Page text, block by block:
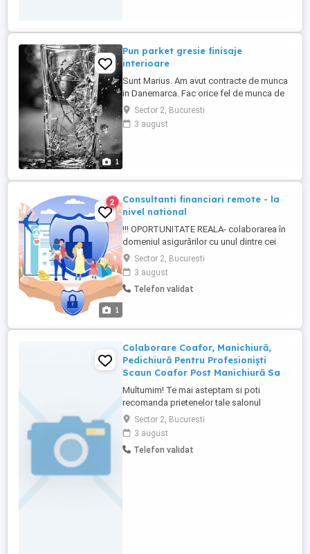
1
Pun parket gresie finisaje
interioare
Sunt Marius. Am avut contracte de munca
in Danemarca. Fac orice fel de munca de
la gresie, faianță și finisaje interioare și
exterioare. Vă aștept să mă sunați!
Sector 2, Bucuresti
3 august
1
2
Consultanti financiari remote - la
nivel national
!!! OPORTUNITATE REALA- colaborarea în
domeniul asigurărilor cu unul dintre cei
mai mari brokeri de asigurari ( actionar
fiind cel de al treilea mare broker de
asigurari din lume), o activitate
independenta. Ne extindem echipa cu
Sector 2, Bucuresti
3 august
Telefon validat
Colaborare Coafor, Manichiură,
Pedichiură Pentru Profesioniști
Scaun Coafor Post Manichiură Sa
Multumim! Te mai asteptam si poti
recomanda prietenelor tale salonul
SplenDiva. COLABORARE PENTRU
PROFESIONIȘTI SCAUN COAFOR POST
MANICHIURĂ SALON PREMIUM, CALEA
MOȘILOR, BUCUREȘTI Dacă ești un
Sector 2, Bucuresti
3 august
Telefon validat